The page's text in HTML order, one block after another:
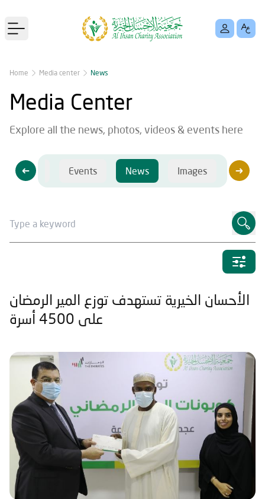
Open main menu
Home Media center News
Media Center
Explore all the news, photos, videos & events here
Videos Events News Images Videos
الأحسان الخيرية تستهدف توزع المير الرمضان
على 4500 أسرة